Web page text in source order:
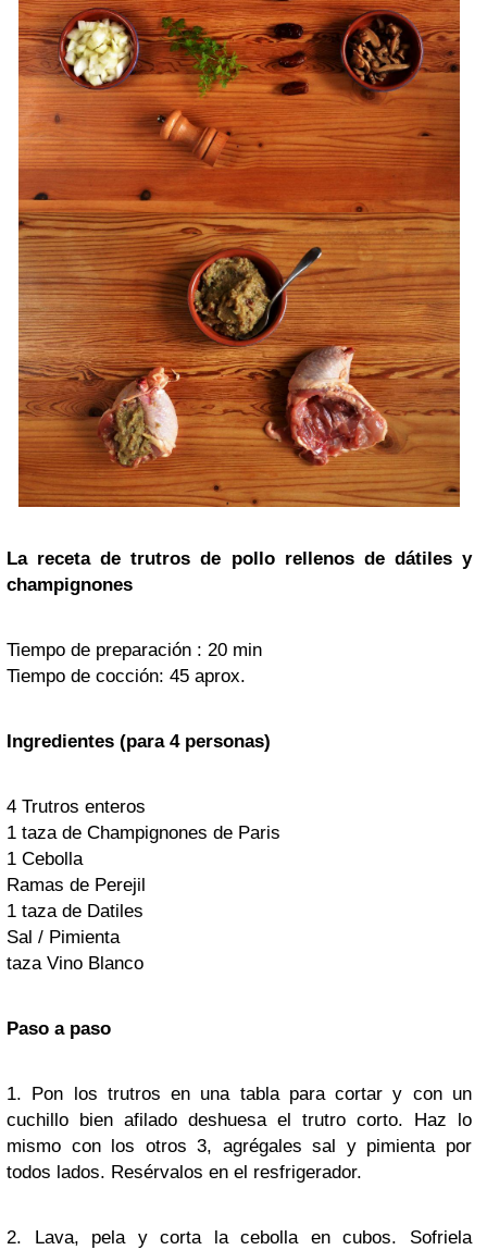
La receta de trutros de pollo rellenos de dátiles y
champignones
Tiempo de preparación : 20 min
Tiempo de cocción: 45 aprox.
Ingredientes (para 4 personas)
4 Trutros enteros
1 taza de Champignones de Paris
1 Cebolla
Ramas de Perejil
1 taza de Datiles
Sal / Pimienta
taza Vino Blanco
Paso a paso
1. Pon los trutros en una tabla para cortar y con un
cuchillo bien afilado deshuesa el trutro corto. Haz lo
mismo con los otros 3, agrégales sal y pimienta por
todos lados. Resérvalos en el resfrigerador.
2. Lava, pela y corta la cebolla en cubos. Sofriela